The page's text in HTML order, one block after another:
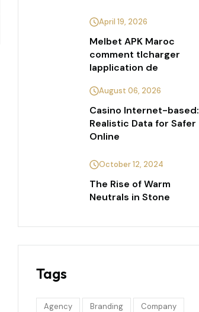
April 19, 2026
Melbet APK Maroc
comment tlcharger
lapplication de
August 06, 2026
Casino Internet-based:
Realistic Data for Safer
Online
October 12, 2024
The Rise of Warm
Neutrals in Stone
Tags
Agency Branding
Company